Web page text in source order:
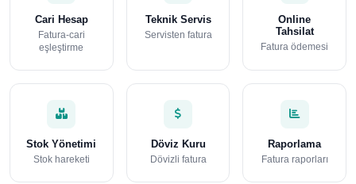
Cari Hesap
Fatura-cari
eşleştirme
Teknik Servis
Servisten fatura
Online
Tahsilat
Fatura ödemesi
Stok Yönetimi
Stok hareketi
Döviz Kuru
Dövizli fatura
Raporlama
Fatura raporları